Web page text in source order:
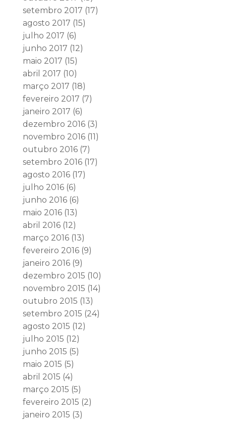
setembro 2017 (17)
agosto 2017 (15)
julho 2017 (6)
junho 2017 (12)
maio 2017 (15)
abril 2017 (10)
março 2017 (18)
fevereiro 2017 (7)
janeiro 2017 (6)
dezembro 2016(3)
novembro 2016(11)
outubro 2016(7)
setembro 2016(17)
agosto 2016(17)
julho 2016(6)
junho 2016(6)
maio 2016(13)
abril 2016(12)
março 2016(13)
fevereiro 2016(9)
janeiro 2016(9)
dezembro 2015 (10)
novembro 2015 (14)
outubro 2015 (13)
setembro 2015 (24)
agosto 2015 (12)
julho 2015 (12)
junho 2015 (5)
maio 2015 (5)
abril 2015 (4)
março 2015 (5)
fevereiro 2015 (2)
janeiro 2015 (3)